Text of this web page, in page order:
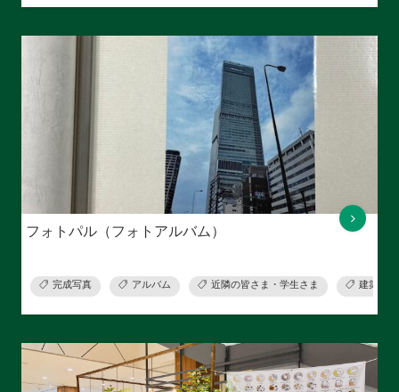
フォトパル（フォトアルバム）
完成写真 アルバム 近隣の皆さま・学生さま 建築関